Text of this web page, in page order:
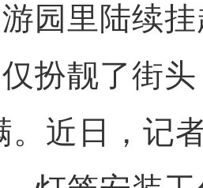
园里陆续
扮靓了街
。近日，记